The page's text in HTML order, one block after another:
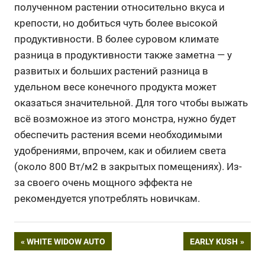
полученном растении относительно вкуса и
крепости, но добиться чуть более высокой
продуктивности. В более суровом климате
разница в продуктивности также заметна — у
развитых и больших растений разница в
удельном весе конечного продукта может
оказаться значительной. Для того чтобы выжать
всё возможное из этого монстра, нужно будет
обеспечить растения всеми необходимыми
удобрениями, впрочем, как и обилием света
(около 800 Вт/м2 в закрытых помещениях). Из-
за своего очень мощного эффекта не
рекомендуется употреблять новичкам.
Навигация
PREVIOUS
POST:
WHITE WIDOW AUTO
NEXT
POST:
EARLY KUSH